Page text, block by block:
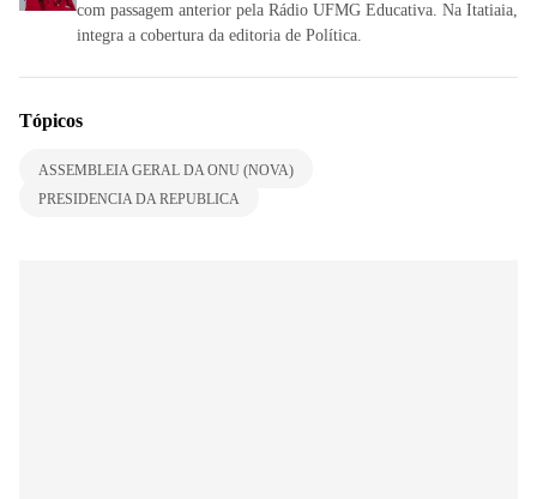
com passagem anterior pela Rádio UFMG Educativa. Na Itatiaia,
integra a cobertura da editoria de Política.
Tópicos
ASSEMBLEIA GERAL DA ONU (NOVA)
PRESIDENCIA DA REPUBLICA